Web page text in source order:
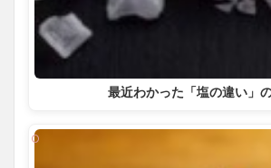
最近わかった「塩の違い」